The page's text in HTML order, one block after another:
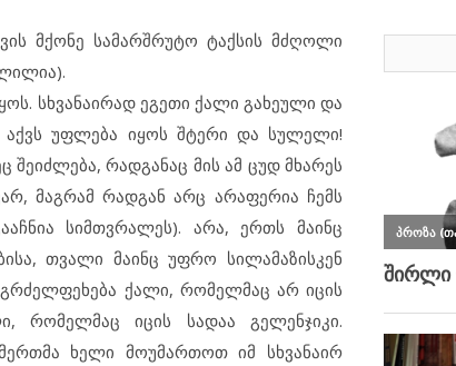
მქონე სამარშრუტო ტაქსის მძღოლი
სხვანაირად ეგეთი ქალი გახეული და
უფლება იყოს შტერი და სულელი!
შეიძლება, რადგანაც მის ამ ცუდ მხარეს
მაგრამ რადგან არც არაფერია ჩემს
სიმთვრალეს). არა, ერთს მაინც
თვალი მაინც უფრო სილამაზისკენ
გრძელფეხება ქალი, რომელმაც არ იცის
რომელმაც იცის სადაა გელენჯიკი.
ხელი მოუმართოთ იმ სხვანაირ